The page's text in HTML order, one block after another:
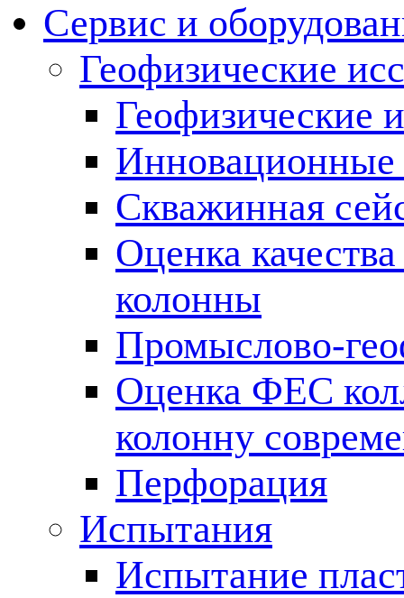
Сервис и
Геофизические
Геофизические
Инновационные
Скважинная
Оценка
колонны
Промыслово-
Оценка ФЕС
колонну
Перфорация
Испытания
Испытание